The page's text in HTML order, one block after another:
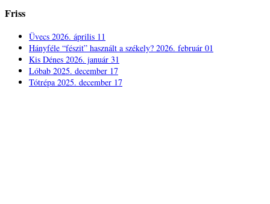
Friss
Üvecs 2026. április 11
Hányféle “fészit” használt a székely? 2026. február 01
Kis Dénes 2026. január 31
Lóbab 2025. december 17
Tótrépa 2025. december 17